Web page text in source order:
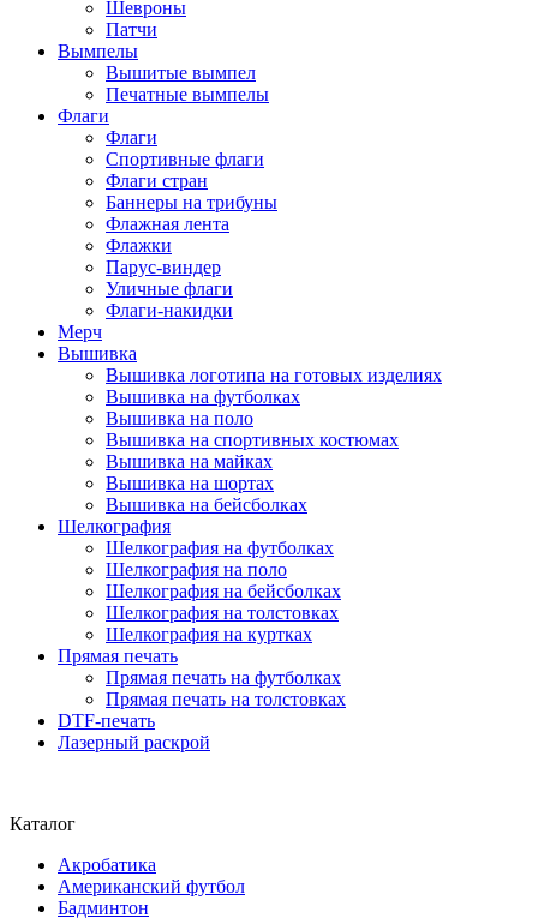
Шевроны
Патчи
Вымпелы
Вышитые вымпел
Печатные вымпелы
Флаги
Флаги
Спортивные флаги
Флаги стран
Баннеры на трибуны
Флажная лента
Флажки
Парус-виндер
Уличные флаги
Флаги-накидки
Мерч
Вышивка
Вышивка логотипа на готовых изделиях
Вышивка на футболках
Вышивка на поло
Вышивка на спортивных костюмах
Вышивка на майках
Вышивка на шортах
Вышивка на бейсболках
Шелкография
Шелкография на футболках
Шелкография на поло
Шелкография на бейсболках
Шелкография на толстовках
Шелкография на куртках
Прямая печать
Прямая печать на футболках
Прямая печать на толстовках
DTF-печать
Лазерный раскрой
Каталог
Акробатика
Американский футбол
Бадминтон